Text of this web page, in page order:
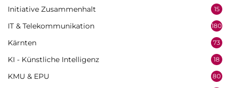
Initiative Zusammenhalt 15
IT & Telekommunikation 180
Kärnten 73
KI - Künstliche Intelligenz 18
KMU & EPU 80